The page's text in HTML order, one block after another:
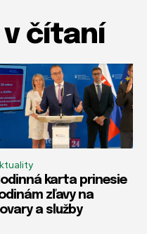
čítaní
karta prinesie
zľavy na
a služby